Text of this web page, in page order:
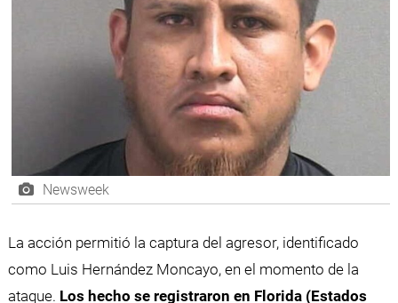
Newsweek
La acción permitió la captura del agresor, identificado
como Luis Hernández Moncayo, en el momento de la
ataque. Los hecho se registraron en Florida (Estados